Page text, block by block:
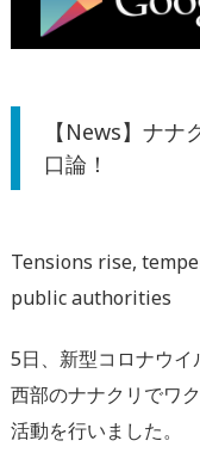
【News】ナ
口論！
Tensions rise,
public authorities
5日、新型コロナウ
西部のナナクリでワ
活動を行いました。